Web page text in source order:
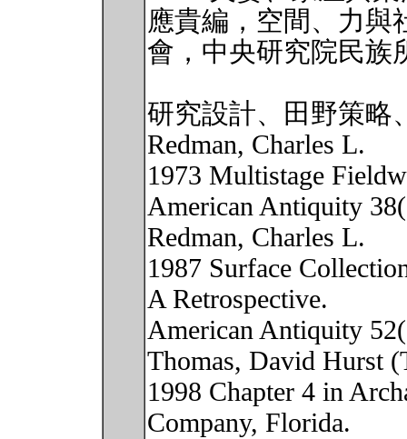
應貴編，空間、力與
會，中央研究院民族
研究設計、田野策略
Redman, Charles L.
1973 Multistage
American Antiquity
Redman, Charles L.
1987 Surface
A Retrospective.
American Antiquity
Thomas, David Hurst
1998 Chapter 4 in
Company, Florida.